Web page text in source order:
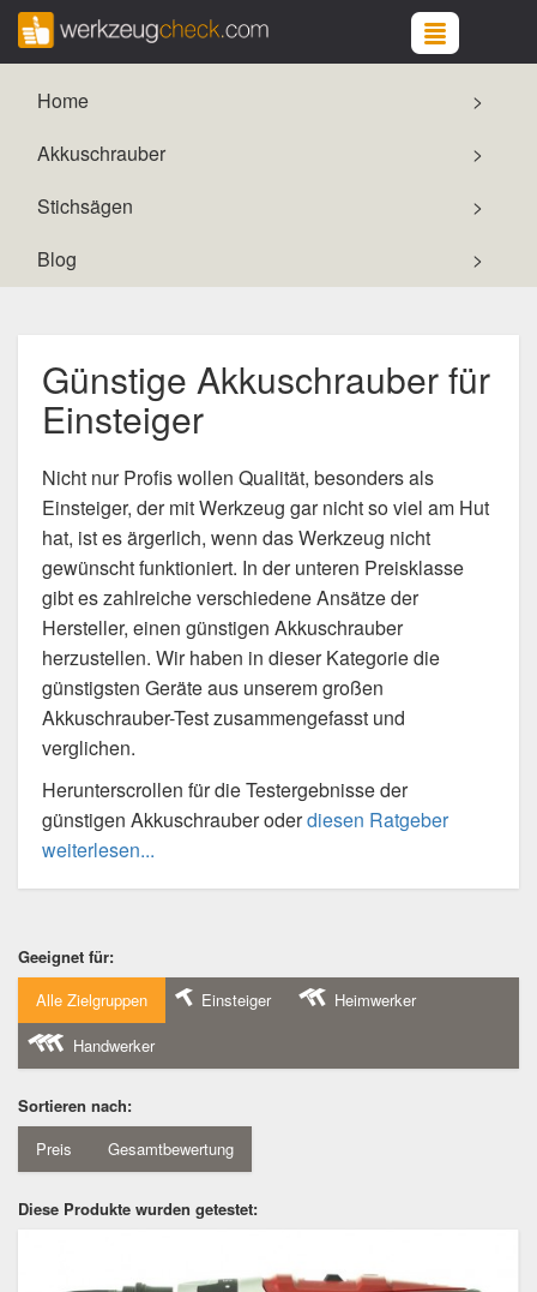
Home
Akkuschrauber
Stichsägen
Blog
Günstige Akkuschrauber für
Einsteiger
Nicht nur Profis wollen Qualität, besonders als
Einsteiger, der mit Werkzeug gar nicht so viel am Hut
hat, ist es ärgerlich, wenn das Werkzeug nicht
gewünscht funktioniert. In der unteren Preisklasse
gibt es zahlreiche verschiedene Ansätze der
Hersteller, einen günstigen Akkuschrauber
herzustellen. Wir haben in dieser Kategorie die
günstigsten Geräte aus unserem großen
Akkuschrauber-Test zusammengefasst und
verglichen.
Herunterscrollen für die Testergebnisse der
günstigen Akkuschrauber oderdiesen Ratgeber
weiterlesen...
Geeignet für:
Alle Zielgruppen
Einsteiger
Heimwerker
Handwerker
Sortieren nach:
Preis
Gesamtbewertung
Diese Produkte wurden getestet: